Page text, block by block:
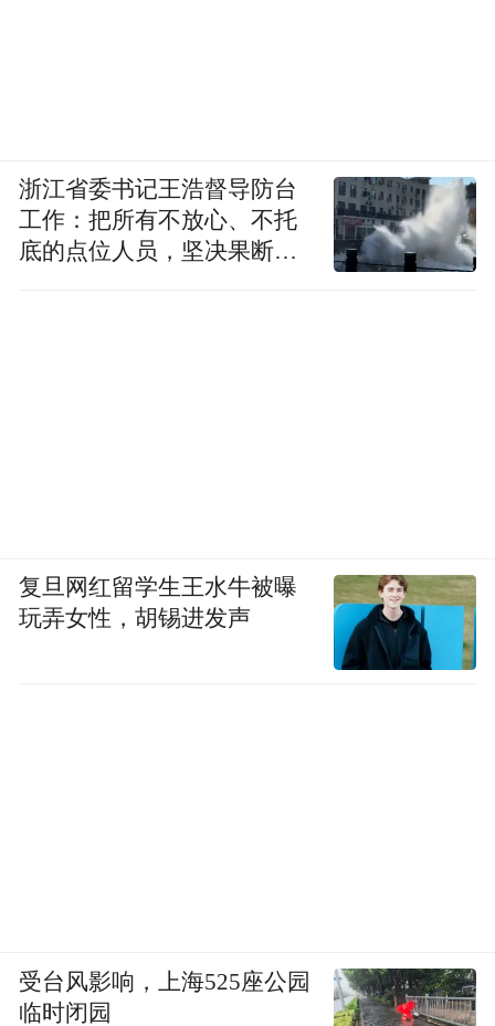
浙江省委书记王浩督导防台
工作：把所有不放心、不托
底的点位人员，坚决果断转
复旦网红留学生王水牛被曝
玩弄女性，胡锡进发声
受台风影响，上海525座公园
临时闭园